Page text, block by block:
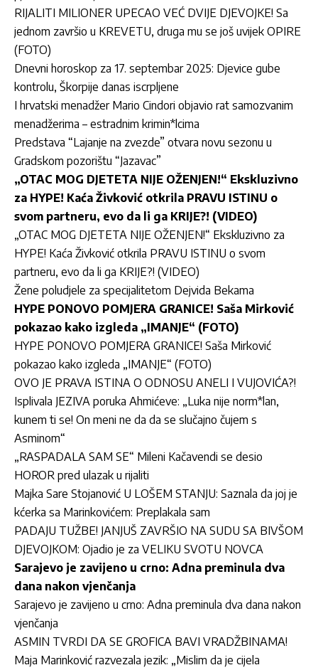
RIJALITI MILIONER UPECAO VEĆ DVIJE DJEVOJKE! Sa
jednom završio u KREVETU, druga mu se još uvijek OPIRE
(FOTO)
Dnevni horoskop za 17. septembar 2025: Djevice gube
kontrolu, Škorpije danas iscrpljene
I hrvatski menadžer Mario Cindori objavio rat samozvanim
menadžerima – estradnim krimin*lcima
Predstava “Lajanje na zvezde” otvara novu sezonu u
Gradskom pozorištu “Jazavac”
„OTAC MOG DJETETA NIJE OŽENJEN!“ Ekskluzivno
za HYPE! Kaća Živković otkrila PRAVU ISTINU o
svom partneru, evo da li ga KRIJE?! (VIDEO)
„OTAC MOG DJETETA NIJE OŽENJEN!“ Ekskluzivno za
HYPE! Kaća Živković otkrila PRAVU ISTINU o svom
partneru, evo da li ga KRIJE?! (VIDEO)
Žene poludjele za specijalitetom Dejvida Bekama
HYPE PONOVO POMJERA GRANICE! Saša Mirković
pokazao kako izgleda „IMANJE“ (FOTO)
HYPE PONOVO POMJERA GRANICE! Saša Mirković
pokazao kako izgleda „IMANJE“ (FOTO)
OVO JE PRAVA ISTINA O ODNOSU ANELI I VUJOVIĆA?!
Isplivala JEZIVA poruka Ahmićeve: „Luka nije norm*lan,
kunem ti se! On meni ne da da se slučajno čujem s
Asminom“
„RASPADALA SAM SE“ Mileni Kačavendi se desio
HOROR pred ulazak u rijaliti
Majka Sare Stojanović U LOŠEM STANJU: Saznala da joj je
kćerka sa Marinkovićem: Preplakala sam
PADAJU TUŽBE! JANJUŠ ZAVRŠIO NA SUDU SA BIVŠOM
DJEVOJKOM: Ojadio je za VELIKU SVOTU NOVCA
Sarajevo je zavijeno u crno: Adna preminula dva
dana nakon vjenčanja
Sarajevo je zavijeno u crno: Adna preminula dva dana nakon
vjenčanja
ASMIN TVRDI DA SE GROFICA BAVI VRADŽBINAMA!
Maja Marinković razvezala jezik: „Mislim da je cijela